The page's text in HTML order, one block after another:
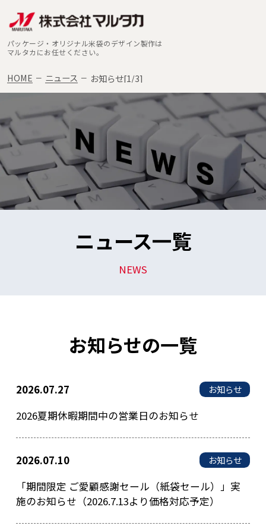
パッケージ・オリジナル米袋のデザイン製作は
マルタカにお任せください。
HOME ニュース お知らせ[1/3]
ニュース一覧
NEWS
お知らせの一覧
2026.07.27 お知らせ
2026夏期休暇期間中の営業日のお知らせ
2026.07.10 お知らせ
「期間限定 ご愛顧感謝セール（紙袋セール）」実
施のお知らせ（2026.7.13より価格対応予定）